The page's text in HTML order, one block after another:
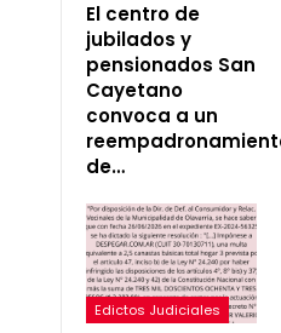
El centro de
jubilados y
pensionados San
Cayetano
convoca a un
de…
Edictos Judiciales